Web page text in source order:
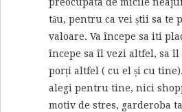
preocupata de micile
tău, pentru ca vei știi sa te
valoare. Va începe sa iti
începe sa îl vezi altfel, sa
porți altfel ( cu el și cu
alegi pentru tine, nici
motiv de stres, garderoba